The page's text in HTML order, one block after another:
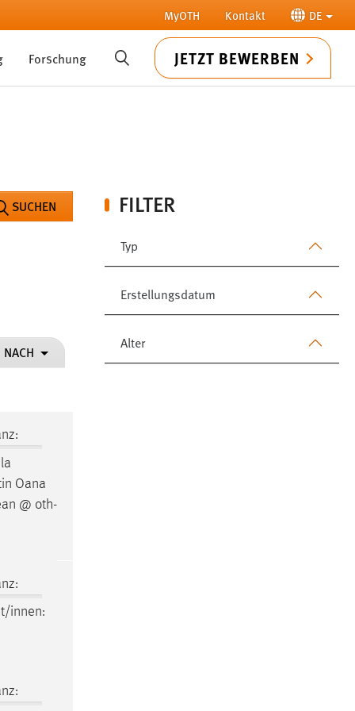
MyOTH Kontakt DE
Forschung SUCHE JETZT BEWERBEN
FILTER
Typ
Erstellungsdatum
Alter
SUCHEN
NACH
Oana
@ oth-
innen: